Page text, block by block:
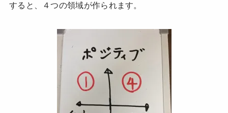
すると、４つの領域が作られます。